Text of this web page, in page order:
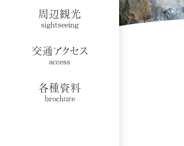
周辺観光
sightseeing
交通アクセス
access
各種資料
brochure